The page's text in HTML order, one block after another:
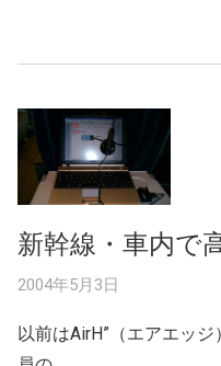
新幹線・車内で
2004年5月3日
以前はAirH”（エアエッ